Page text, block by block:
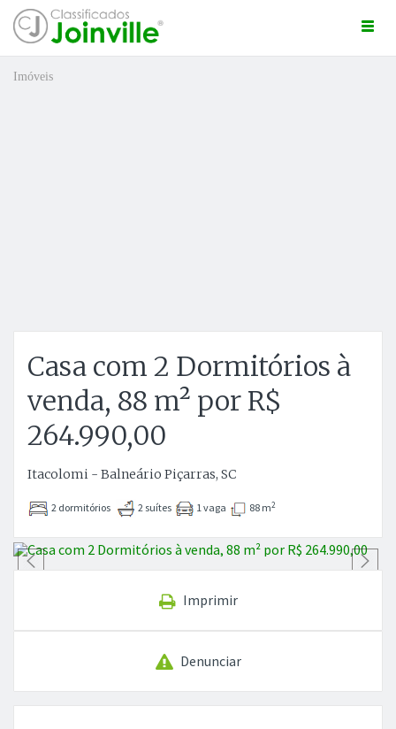
Imóveis
Casa com 2 Dormitórios à
venda, 88 m² por R$
264.990,00
Itacolomi - Balneário Piçarras, SC
2 dormitórios 2 suítes 1 vaga 88 m2
Anterior
Imprimir
Denunciar
GRÁTIS